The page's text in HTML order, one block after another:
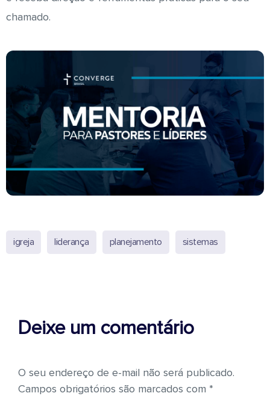
chamado.
igreja liderança planejamento sistemas
Deixe um comentário
O seu endereço de e-mail não será publicado.
Campos obrigatórios são marcados com *